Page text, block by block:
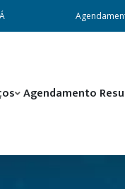
Agendamento